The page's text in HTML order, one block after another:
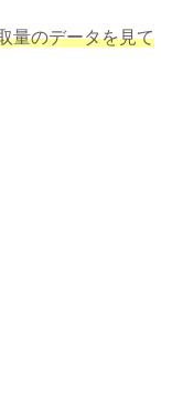
量のデータを見て